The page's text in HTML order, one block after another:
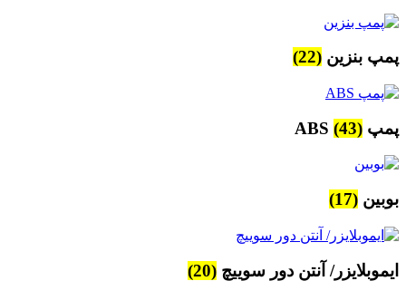
پمپ بنزین (22)
پمپ ABS (43)
بوبین (17)
ایموبلایزر/ آنتن دور سوییچ (20)